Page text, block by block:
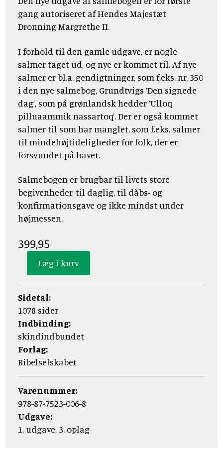
gang autoriseret af Hendes Majestæt
Dronning Margrethe II.
I forhold til den gamle udgave, er nogle
salmer taget ud, og nye er kommet til. Af nye
salmer er bl.a. gendigtninger, som f.eks. nr. 350
i den nye salmebog, Grundtvigs ’Den signede
dag’, som på grønlandsk hedder ’Ulloq
pilluaammik nassartoq’. Der er også kommet
salmer til som har manglet, som f.eks. salmer
til mindehøjtideligheder for folk, der er
forsvundet på havet.
Salmebogen er brugbar til livets store
begivenheder, til daglig, til dåbs- og
konfirmationsgave og ikke mindst under
højmessen.
399,95
Sidetal:
1078 sider
Indbinding:
skindindbundet
Forlag:
Bibelselskabet
Varenummer:
978-87-7523-006-8
Udgave:
1. udgave, 3. oplag